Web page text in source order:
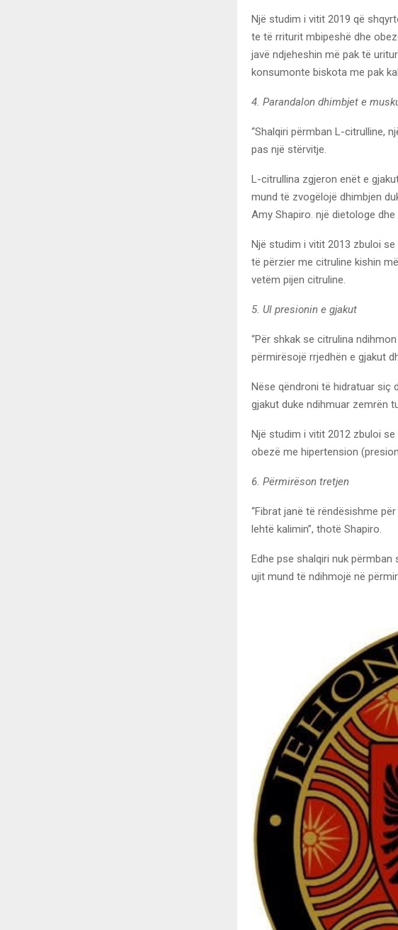
Një studim i vitit 2019 që
te të rriturit mbipeshë dhe
javë ndjeheshin më pak të
konsumonte biskota me pak
4. Parandalon dhimbjet e
“Shalqiri përmban L-citrulline,
pas një stërvitje.
L-citrullina zgjeron enët e
mund të zvogëlojë dhimbjen
Amy Shapiro. një dietologe
Një studim i vitit 2013 zbuloi
të përzier me citruline kishin
vetëm pijen citruline.
5. Ul presionin e gjakut
“Për shkak se citrulina
përmirësojë rrjedhën e gjakut
Nëse qëndroni të hidratuar siç
gjakut duke ndihmuar zemrën
Një studim i vitit 2012 zbuloi
obezë me hipertension
6. Përmirëson tretjen
“Fibrat janë të rëndësishme
lehtë kalimin”, thotë Shapiro.
Edhe pse shalqiri nuk
ujit mund të ndihmojë në